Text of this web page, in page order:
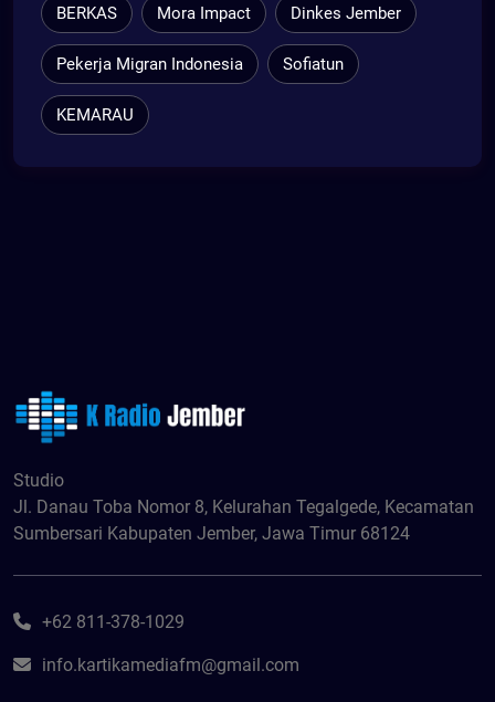
BERKAS Mora Impact Dinkes Jember
Pekerja Migran Indonesia Sofiatun
KEMARAU
Studio
Jl. Danau Toba Nomor 8, Kelurahan Tegalgede, Kecamatan
Sumbersari Kabupaten Jember, Jawa Timur 68124
+62 811-378-1029
info.kartikamediafm@gmail.com